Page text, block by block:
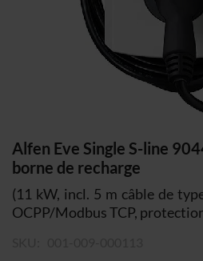
Skip
to
beginning
of
Alfen Eve Single S-line
borne de recharge
(11 kW, incl. 5 m câble de
OCPP/Modbus TCP,